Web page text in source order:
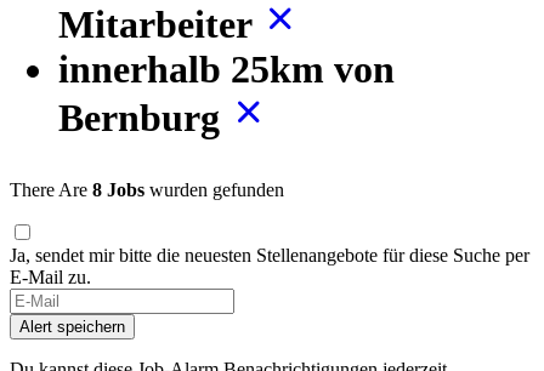
Mitarbeiter
innerhalb 25km von
Bernburg
There Are 8 Jobs wurden gefunden
Ja, sendet mir bitte die neuesten Stellenangebote für diese Suche per
E-Mail zu.
If
you
are
a
Alert speichern